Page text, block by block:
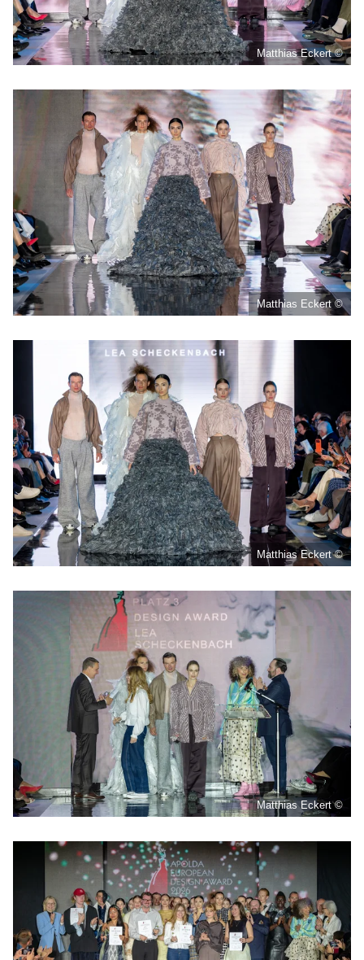
Matthias Eckert ©
Matthias Eckert ©
Matthias Eckert ©
Matthias Eckert ©